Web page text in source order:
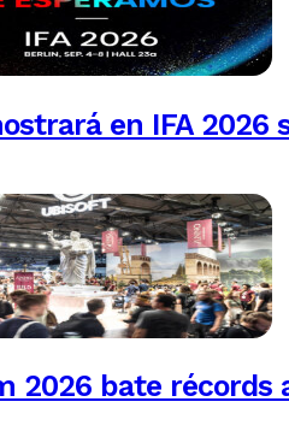
en IFA
2026 bate récords